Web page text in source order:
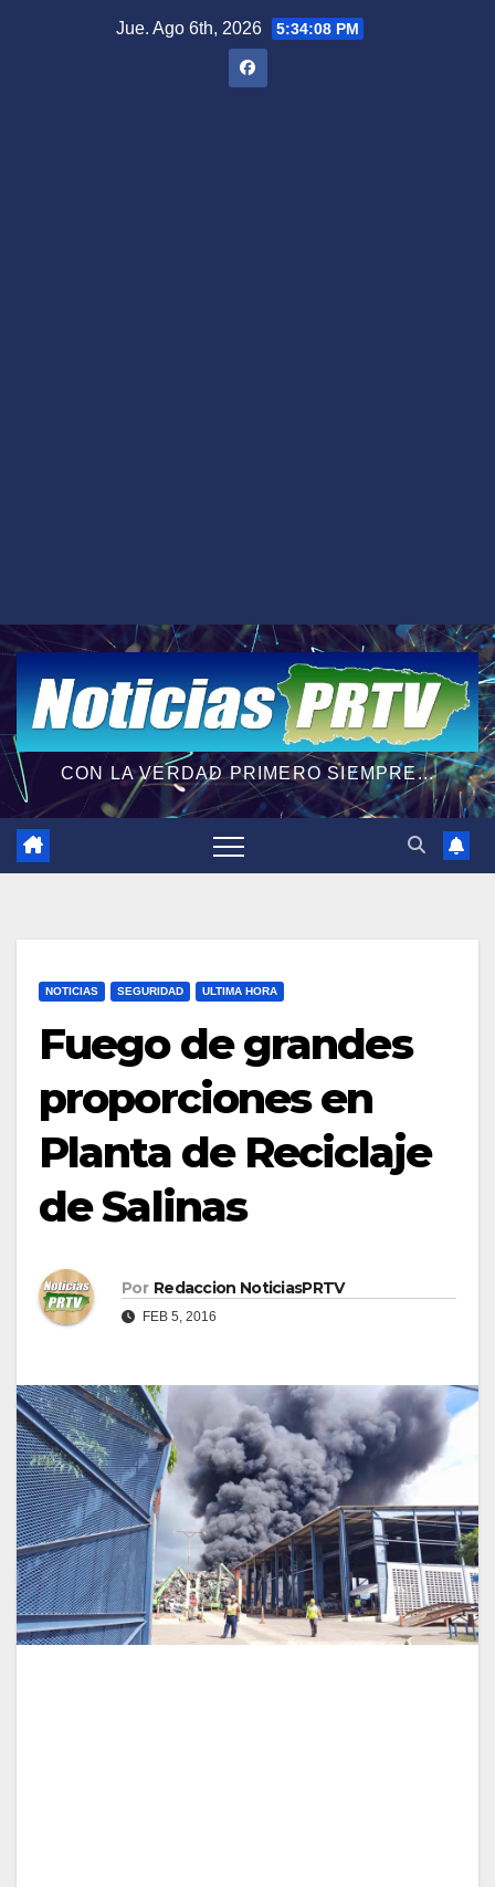
Jue. Ago 6th, 2026 5:34:09 PM
CON LA VERDAD PRIMERO SIEMPRE...
NOTICIAS SEGURIDAD ULTIMA HORA
Fuego de grandes
proporciones en
Planta de Reciclaje
de Salinas
Por Redaccion NoticiasPRTV
FEB 5, 2016